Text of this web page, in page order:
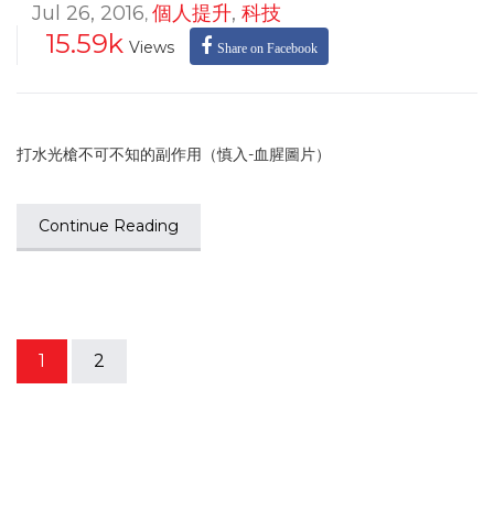
Jul 26, 2016, 個人提升, 科技
15.59k Views Share on Facebook
打水光槍不可不知的副作用（慎入-血腥圖片）
Continue Reading
1 2